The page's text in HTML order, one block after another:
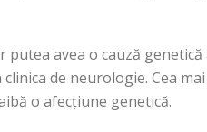
avea o cauză
de neurologie. Cea
o afecțiune genetică.